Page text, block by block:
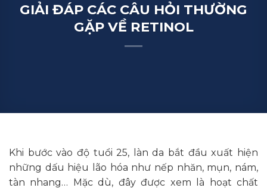
GIẢI ĐÁP CÁC CÂU HỎI THƯỜNG
GẶP VỀ RETINOL
Khi bước vào độ tuổi 25, làn da bắt đầu xuất hiện
những dấu hiệu lão hóa như nếp nhăn, mụn, nám,
tàn nhang… Mặc dù, đây được xem là hoạt chất